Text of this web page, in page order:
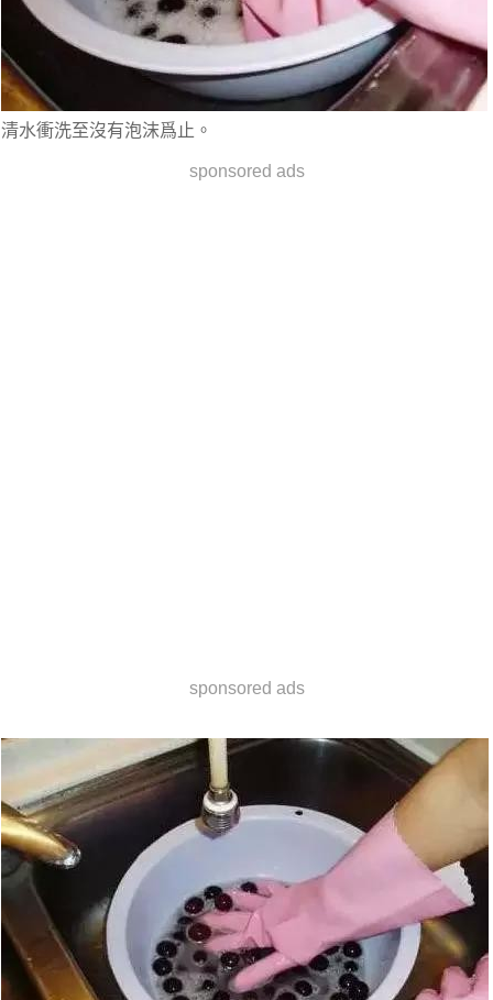
清水衝洗至沒有泡沫爲止。
sponsored ads
sponsored ads